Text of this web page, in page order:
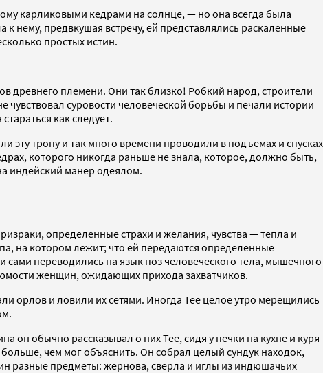
карликовыми кедрами на солнце, — но она всегда была
нему, предвкушая встречу, ей представлялись раскаленные
простых истин.
древнего племени. Они так близко! Робкий народ, строители
чувствовал суровости человеческой борьбы и печали истории
как следует.
эту тропу и так много времени проводили в подъемах и спусках
которого никогда раньше не знала, которое, должно быть,
индейский манер одеялом.
определенные страхи и желания, чувства — тепла и
на котором лежит; что ей передаются определенные
переводились на язык поз человеческого тела, мышечного
женщин, ожидающих прихода захватчиков.
орлов и ловили их сетями. Иногда Тее целое утро мерещились
обычно рассказывал о них Тее, сидя у печки на кухне и куря
чем мог объяснить. Он собрал целый сундук находок,
разные предметы: жернова, сверла и иглы из индюшачьих